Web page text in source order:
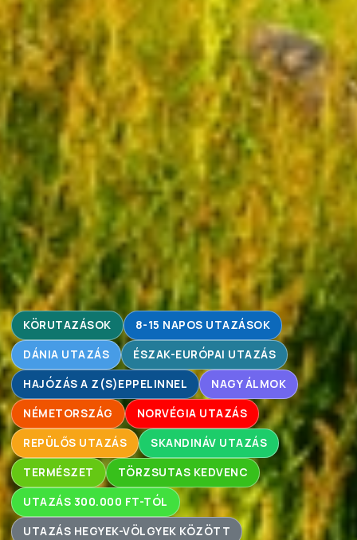
KÖRUTAZÁSOK 8-15 NAPOS UTAZÁSOK
DÁNIA UTAZÁS ÉSZAK-EURÓPAI UTAZÁS
HAJÓZÁS A Z(S)EPPELINNEL NAGY ÁLMOK
NÉMETORSZÁG NORVÉGIA UTAZÁS
REPÜLŐS UTAZÁS SKANDINÁV UTAZÁS
TERMÉSZET TÖRZSUTAS KEDVENC
UTAZÁS 300.000 FT-TÓL
UTAZÁS HEGYEK-VÖLGYEK KÖZÖTT